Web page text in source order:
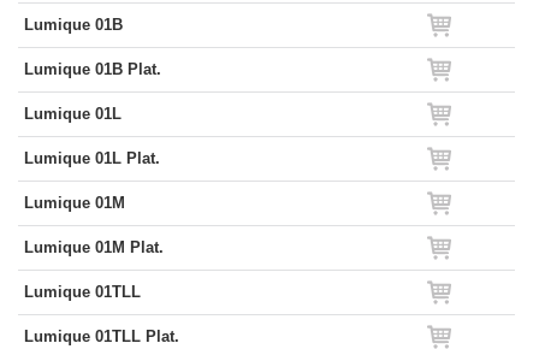
Lumique 01B
Lumique 01B Plat.
Lumique 01L
Lumique 01L Plat.
Lumique 01M
Lumique 01M Plat.
Lumique 01TLL
Lumique 01TLL Plat.